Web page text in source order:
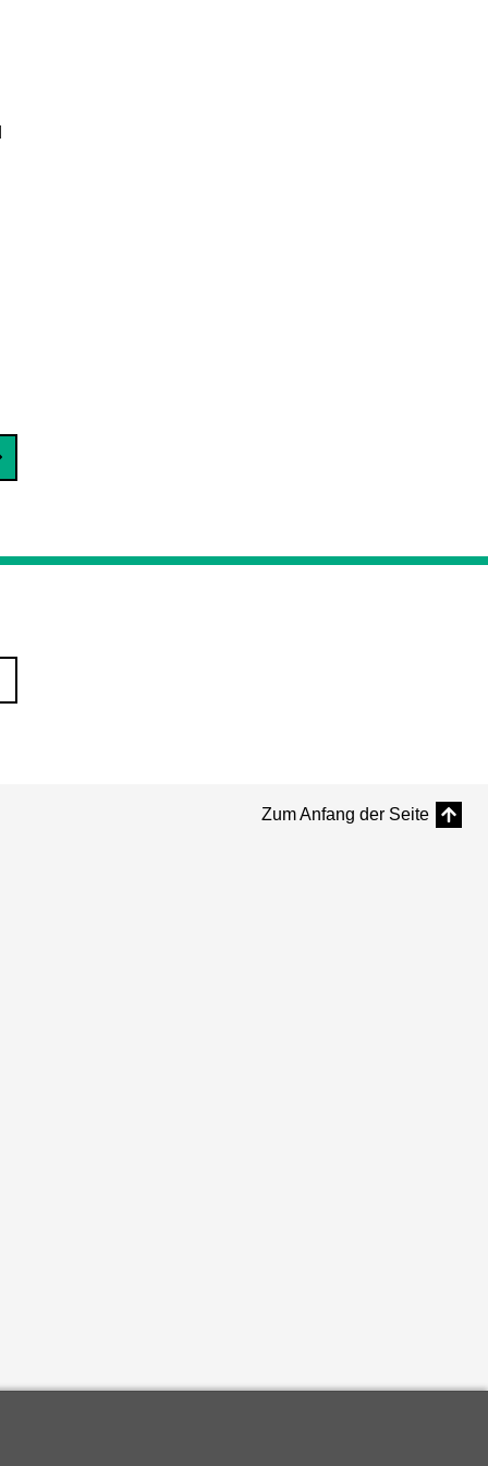
Zum Anfang der Seite